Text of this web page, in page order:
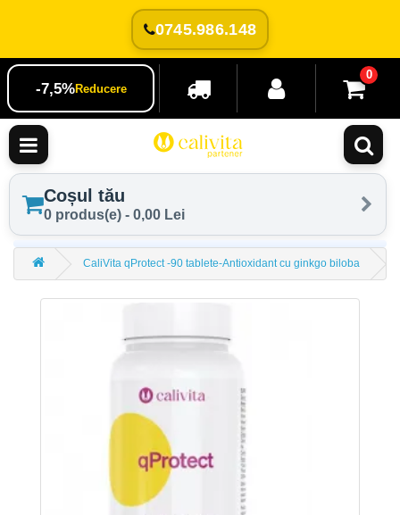
0745.986.148
-7,5%Reducere
0
Coșul tău
0 produs(e) - 0,00 Lei
CaliVita qProtect -90 tablete-Antioxidant cu ginkgo biloba